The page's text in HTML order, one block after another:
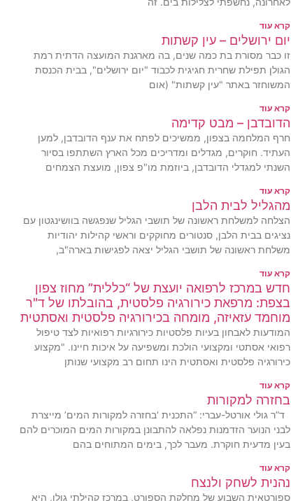
קרא עוד
יום ירושלים – עין קשתות
זו כבר מסורת בת כמה שנים, בה מארגנת המועצה הדתית רמת
הגולן תפילת שחרית חגיגית לכבוד "יום ירושלים", בבית הכנסת
המשוחזר באתר "עין קשתות" (אום
קרא עוד
הדובדבן – מבט קדימה
חרף המלחמה בצפון, ממשיכים לפתח את ענף הדובדבן, למען
העתיד. חוקרים, מגדלים ומדריכים מכל הארץ השתתפו בסיור
השנתי למגדלי הדובדבן, ביוזמת מו"פ צפון, מועצת הצמחים
קרא עוד
מהגליל לבית הלבן
הצלחה למשלחת ראשונה של תושבי הגליל שנפגשה בוושינגטון עם
נציגים בבית הלבן, סנטורים מחוקקים וראשי קהילות יהודיות
משלחת ראשונה של תושבי הגליל יצאה לפגישות בארה"ב,
קרא עוד
חדש במרכז לרפואה יועצת של “כללית” מחוז צפון
בצפת: מרפאת כירורגיה פלסטית, בהובלתו של ד"ר
מוחמד עזאיזה, מומחה בכירורגיה פלסטית ואסתטית
המודעות לאבחון בעיות פלסטיות כירורגיות רפואיות לצד טיפול
רפואי אסתטי ומקצועי הולכת ומשפיעה על איכות חיינו. "מקצוע
כירורגיה פלסטית ואסתטית הינו תחום רב מקצועי שנותן
קרא עוד
בחזרה למקורות
ד”ר גולי אורטל-עברי: “התכנית ‘בחזרה למקורות המים’ מייצרת
לבני הנוער הזדמנות נפלאה להתבונן במקורות המים המוכרים להם
בעין מדעית חוקרת. מעבר לכך, בימים המתוחים בהם
קרא עוד
נהנית לשחק ולנצח
ספורטאית השבוע של מחלקת הספורט, במרכז קהילתי גולן, היא